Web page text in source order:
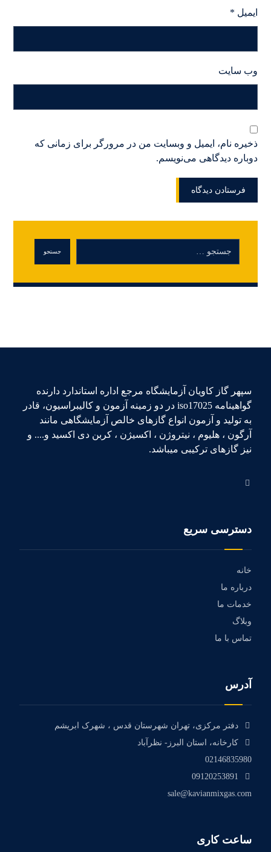
ایمیل *
وب‌ سایت
ذخیره نام، ایمیل و وبسایت من در مرورگر برای زمانی که
دوباره دیدگاهی می‌نویسم.
سپهر گاز کاویان آزمایشگاه مرجع اداره استاندارد دارنده
گواهینامه iso17025 در دو زمینه آزمون و کالیبراسیون، قادر
به تولید و آزمون انواع گازهای خالص آزمایشگاهی مانند
آرگون ، هلیوم ، نیتروژن ، اکسیژن ، کربن دی اکسید و.... و
نیز گازهای ترکیبی میباشد.
دسترسی سریع
خانه
درباره ما
خدمات ما
وبلاگ
تماس با ما
آدرس
دفتر مرکزی، تهران شهرستان قدس ، شهرک ابریشم
کارخانه، استان البرز- نظرآباد
02146835980
09120253891
sale@kavianmixgas.com
ساعت کاری